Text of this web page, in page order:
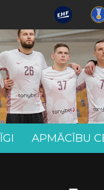
APMĀCĪBU